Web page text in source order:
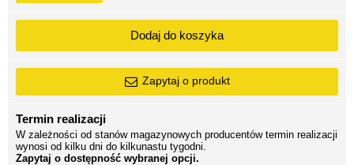
Dodaj do koszyka
Zapytaj o produkt
Termin realizacji
W zależności od stanów magazynowych producentów termin realizacji
wynosi od kilku dni do kilkunastu tygodni.
Zapytaj o dostępność wybranej opcji.